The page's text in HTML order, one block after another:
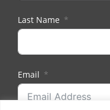
Last Name
Email